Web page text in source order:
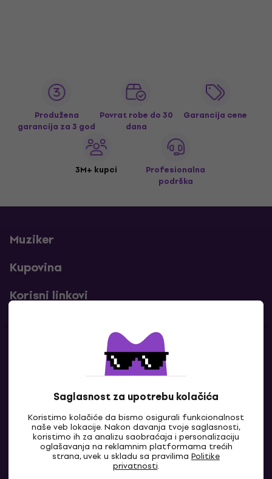
Saglasnost za upotrebu kolačića
Koristimo kolačiće da bismo osigurali funkcionalnost
naše veb lokacije. Nakon davanja tvoje saglasnosti,
koristimo ih za analizu saobraćaja i personalizaciju
oglašavanja na reklamnim platformama trećih
strana, uvek u skladu sa pravilima Politike
privatnosti.
Produžena
garancija za 3 god
Povrat robe do 30
dana
Garancija cene
3M+ kupci
Profesionalna
podrška
Muziker
Kupovina
Korisni linkovi
Kontakti
Kontaktiraj nas